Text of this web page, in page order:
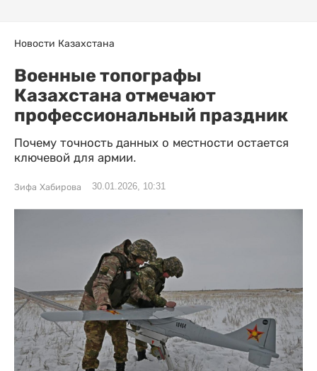
Новости Казахстана
Военные топографы
Казахстана отмечают
профессиональный праздник
Почему точность данных о местности остается
ключевой для армии.
Зифа Хабирова 30.01.2026, 10:31